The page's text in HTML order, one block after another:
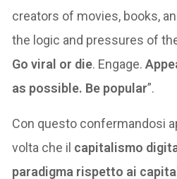
creators of movies, books,
the logic and pressures of
Go viral or die. Engage.
as possible. Be popular”.
Con questo confermandosi
volta che il capitalismo
paradigma rispetto ai